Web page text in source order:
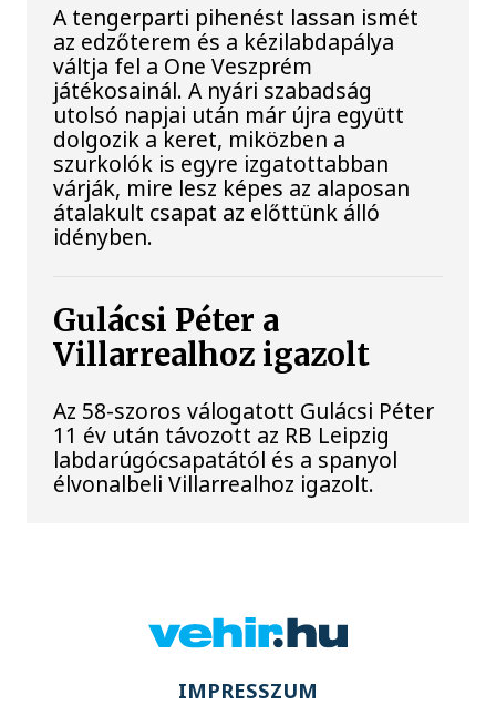
A tengerparti pihenést lassan ismét
az edzőterem és a kézilabdapálya
váltja fel a One Veszprém
játékosainál. A nyári szabadság
utolsó napjai után már újra együtt
dolgozik a keret, miközben a
szurkolók is egyre izgatottabban
várják, mire lesz képes az alaposan
átalakult csapat az előttünk álló
idényben.
Gulácsi Péter a
Villarrealhoz igazolt
Az 58-szoros válogatott Gulácsi Péter
11 év után távozott az RB Leipzig
labdarúgócsapatától és a spanyol
élvonalbeli Villarrealhoz igazolt.
IMPRESSZUM